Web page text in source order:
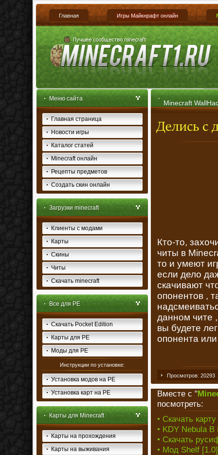
Главная Игры Майкнрафт онлайн
Меню сайта
Главная страница
Новости игры
Каталог статей
Minecraft онлайн
Рецепты предметов
Создать скин онлайн
Загрузки minecraft
Клиенты с модами
Карты
Скины
Читы
Скачать minecraft
Все для PE
Скачать Pocket Edition
Карты для PE
Моды для PE
Инструкции по установке:
Установка модов на PE
Установка карт на PE
Карты для Minecraft
Карты на прохождения
Карты на выживания
Minecraft
Кто-то,
читы в
то и умеют
если дело
скачивают
опонентов ,
данном чите
вы будете
опонента
Просмотров: 20293
Вместе с "
посмотреть:
• Скачать
• KDY Nebula
• Скачать
• Мод Shelf [1.0]